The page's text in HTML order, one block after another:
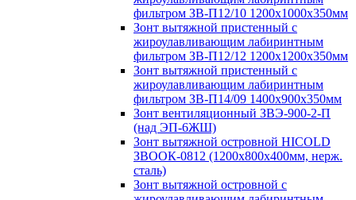
фильтром ЗВ-П12/10 1200х1000х350мм
Зонт вытяжной пристенный с
жироулавливающим лабиринтным
фильтром ЗВ-П12/12 1200х1200х350мм
Зонт вытяжной пристенный с
жироулавливающим лабиринтным
фильтром ЗВ-П14/09 1400х900х350мм
Зонт вентиляционный ЗВЭ-900-2-П
(над ЭП-6ЖШ)
Зонт вытяжной островной HICOLD
ЗВООК-0812 (1200х800x400мм, нерж.
сталь)
Зонт вытяжной островной с